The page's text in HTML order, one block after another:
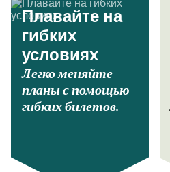
Плавайте на
гибких
условиях
Легко меняйте
планы с помощью
гибких билетов.